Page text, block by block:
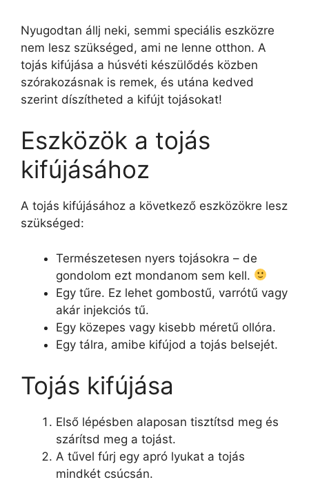
Nyugodtan állj neki, semmi speciális eszközre
nem lesz szükséged, ami ne lenne otthon. A
tojás kifújása a húsvéti készülődés közben
szórakozásnak is remek, és utána kedved
szerint díszítheted a kifújt tojásokat!
Eszközök a tojás
kifújásához
A tojás kifújásához a következő eszközökre lesz
szükséged:
Természetesen nyers tojásokra – de
gondolom ezt mondanom sem kell.
Egy tűre. Ez lehet gombostű, varrótű vagy
akár injekciós tű.
Egy közepes vagy kisebb méretű ollóra.
Egy tálra, amibe kifújod a tojás belsejét.
Tojás kifújása
Első lépésben alaposan tisztítsd meg és
szárítsd meg a tojást.
A tűvel fúrj egy apró lyukat a tojás
mindkét csúcsán.